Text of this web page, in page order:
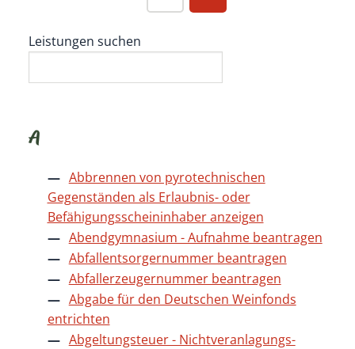
Leistungen suchen
A
Abbrennen von pyrotechnischen
Gegenständen als Erlaubnis- oder
Befähigungsscheininhaber anzeigen
Abendgymnasium - Aufnahme beantragen
Abfallentsorgernummer beantragen
Abfallerzeugernummer beantragen
Abgabe für den Deutschen Weinfonds
entrichten
Abgeltungsteuer - Nichtveranlagungs-